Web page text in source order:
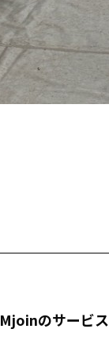
Mjoinのサービス